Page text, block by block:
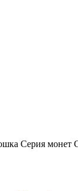
Серия монет